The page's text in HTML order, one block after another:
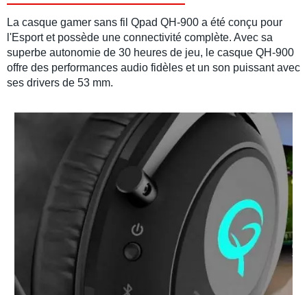
La casque gamer sans fil Qpad QH-900 a été conçu pour
l'Esportet possède une connectivité complète. Avec sa
superbe autonomie de 30 heures de jeu, le casque QH-900
offre des performances audio fidèles et un son puissantavec
ses drivers de 53 mm.